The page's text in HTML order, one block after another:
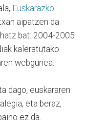
Euskarazko
aipatzen da
bat: 2004-2005
kaleratutako
webgunea.
dago, euskararen
eta beraz,
ez da.